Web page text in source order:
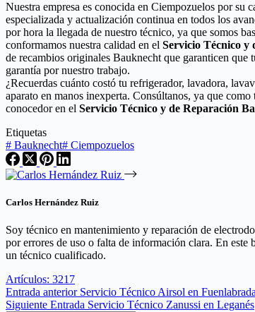
Nuestra empresa es conocida en Ciempozuelos por su
especializada y actualización continua en todos los
por hora la llegada de nuestro técnico, ya que somos
conformamos nuestra calidad en el Servicio Técnico y
de recambios originales Bauknecht que garanticen
garantía por nuestro trabajo.
¿Recuerdas cuánto costó tu refrigerador, lavadora,
aparato en manos inexperta. Consúltanos, ya que
conocedor en el Servicio Técnico y de Reparación
Etiquetas
# Bauknecht# Ciempozuelos
Carlos Hernández Ruiz
Soy técnico en mantenimiento y reparación de
por errores de uso o falta de información clara. En este
un técnico cualificado.
Artículos: 3217
Entrada anterior Servicio Técnico Airsol en
Siguiente Entrada Servicio Técnico Zanussi en Leganés